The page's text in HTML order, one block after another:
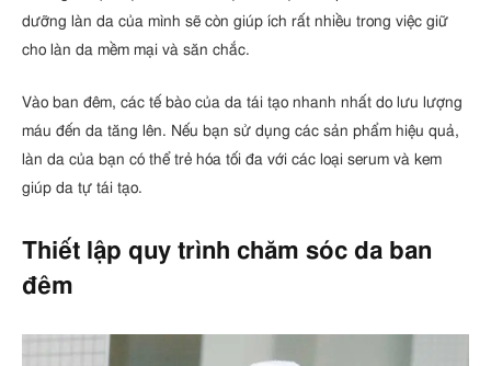
dưỡng làn da của mình sẽ còn giúp ích rất nhiều trong việc giữ
cho làn da mềm mại và săn chắc.
Vào ban đêm, các tế bào của da tái tạo nhanh nhất do lưu lượng
máu đến da tăng lên. Nếu bạn sử dụng các sản phẩm hiệu quả,
làn da của bạn có thể trẻ hóa tối đa với các loại serum và kem
giúp da tự tái tạo.
Thiết lập quy trình chăm sóc da ban
đêm